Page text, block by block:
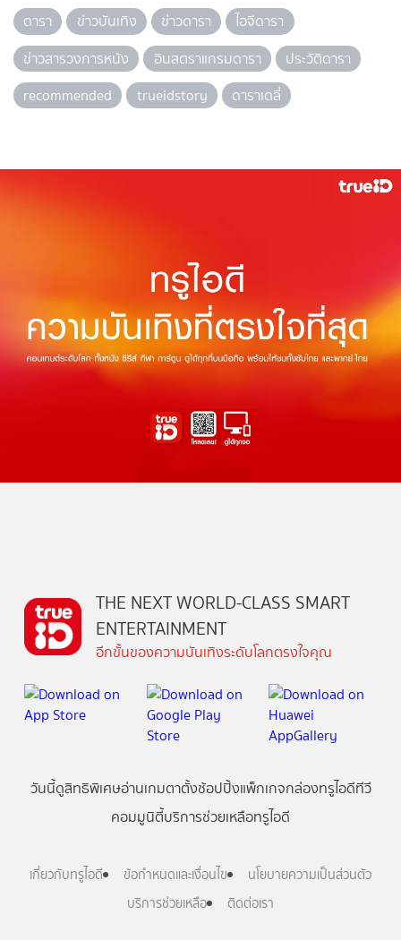
ดารา ข่าวบันเทิง ข่าวดารา
ไอจีดารา
ข่าวสารวงการหนัง
อินสตราแกรมดารา
ประวัติดารา
recommended
trueidstory ดาราเดลี่
THE NEXT WORLD-CLASS SMART
ENTERTAINMENT
อีกขั้นของความบันเทิงระดับโลกตรงใจคุณ
วันนี้ดูสิทธิพิเศษอ่านเกมตาตั้งช้อปปิ้งแพ็กเกจกล่องทรูไอดีทีวี
คอมมูนิตี้บริการช่วยเหลือทรูไอดี
เกี่ยวกับทรูไอดี ข้อกำหนดและเงื่อนไข
นโยบายความเป็นส่วนตัว
บริการช่วยเหลือ
ติดต่อเรา